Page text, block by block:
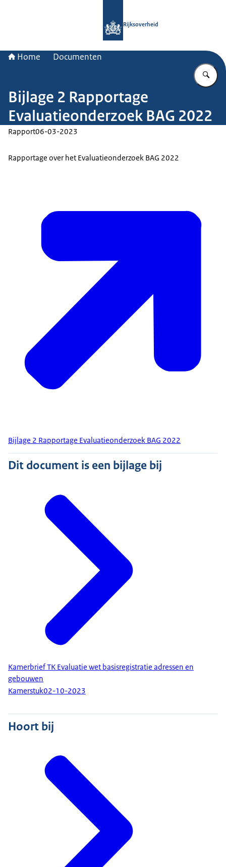
Rijksoverheid
Home Documenten
Bijlage 2 Rapportage
Evaluatieonderzoek BAG 2022
Rapport06-03-2023
Rapportage over het Evaluatieonderzoek BAG 2022
Bijlage 2 Rapportage Evaluatieonderzoek BAG 2022
Dit document is een bijlage bij
Kamerbrief TK Evaluatie wet basisregistratie adressen en
gebouwen
Kamerstuk02-10-2023
Hoort bij